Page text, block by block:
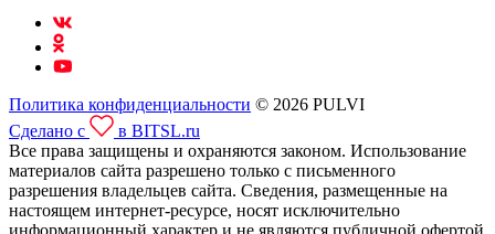
Политика конфиденциальности © 2026 PULVI
Сделано с
в BITSL.ru
Все права защищены и охраняются законом. Использование
материалов сайта разрешено только с письменного
разрешения владельцев сайта. Сведения, размещенные на
настоящем интернет-ресурсе, носят исключительно
информационный характер и не являются публичной офертой